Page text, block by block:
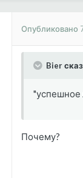
Опубликовано
Bier
"успешное
Почему?